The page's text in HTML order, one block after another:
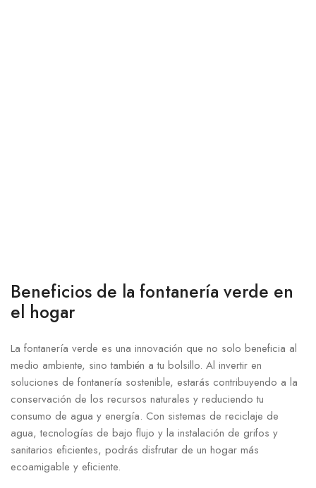
Beneficios de la fontanería verde en
el hogar
La fontanería verde es una innovación que no solo beneficia al
medio ambiente, sino también a tu bolsillo. Al invertir en
soluciones de fontanería sostenible, estarás contribuyendo a la
conservación de los recursos naturales y reduciendo tu
consumo de agua y energía. Con sistemas de reciclaje de
agua, tecnologías de bajo flujo y la instalación de grifos y
sanitarios eficientes, podrás disfrutar de un hogar más
ecoamigable y eficiente.